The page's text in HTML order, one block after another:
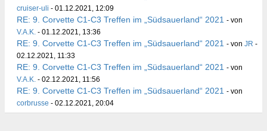
cruiser-uli - 01.12.2021, 12:09
RE: 9. Corvette C1-C3 Treffen im „Südsauerland“ 2021 - von
V.A.K. - 01.12.2021, 13:36
RE: 9. Corvette C1-C3 Treffen im „Südsauerland“ 2021 - von JR -
02.12.2021, 11:33
RE: 9. Corvette C1-C3 Treffen im „Südsauerland“ 2021 - von
V.A.K. - 02.12.2021, 11:56
RE: 9. Corvette C1-C3 Treffen im „Südsauerland“ 2021 - von
corbrusse - 02.12.2021, 20:04